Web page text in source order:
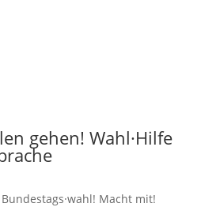
gehen! Wahl·Hilfe
Macht mit!